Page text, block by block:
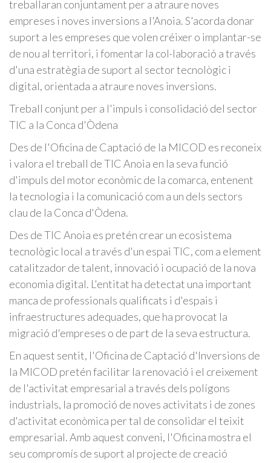
treballaran conjuntament per a atraure noves
empreses i noves inversions a l'Anoia. S'acorda donar
suport a les empreses que volen créixer o implantar-se
de nou al territori, i fomentar la col·laboració a través
d'una estratègia de suport al sector tecnològic i
digital, orientada a atraure noves inversions.
Treball conjunt per a l'impuls i consolidació del sector
TIC a la Conca d'Òdena
Des de l'Oficina de Captació de la MICOD es reconeix
i valora el treball de TIC Anoia en la seva funció
d'impuls del motor econòmic de la comarca, entenent
la tecnologia i la comunicació com a un dels sectors
clau de la Conca d'Òdena.
Des de TIC Anoia es pretén crear un ecosistema
tecnològic local a través d'un espai TIC, com a element
catalitzador de talent, innovació i ocupació de la nova
economia digital. L'entitat ha detectat una important
manca de professionals qualificats i d'espais i
infraestructures adequades, que ha provocat la
migració d'empreses o de part de la seva estructura.
En aquest sentit, l'Oficina de Captació d'Inversions de
la MICOD pretén facilitar la renovació i el creixement
de l'activitat empresarial a través dels polígons
industrials, la promoció de noves activitats i de zones
d'activitat econòmica per tal de consolidar el teixit
empresarial. Amb aquest conveni, l'Oficina mostra el
seu compromís de suport al projecte de creació